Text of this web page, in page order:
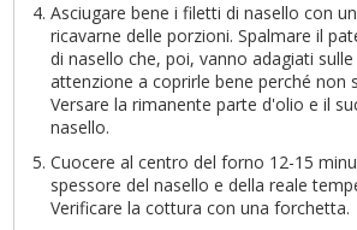
Asciugare bene i filetti di nasello con
ricavarne delle porzioni. Spalmare il
di nasello che, poi, vanno adagiati
attenzione a coprirle bene perché non
Versare la rimanente parte d'olio e il
nasello.
Cuocere al centro del forno 12-15
spessore del nasello e della reale
Verificare la cottura con una forchetta.